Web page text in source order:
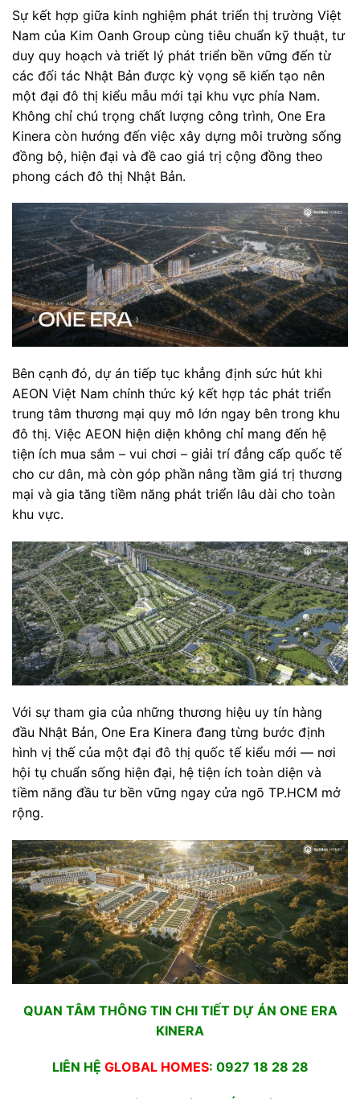
Sự kết hợp giữa kinh nghiệm phát triển thị trường Việt
Nam của Kim Oanh Group cùng tiêu chuẩn kỹ thuật, tư
duy quy hoạch và triết lý phát triển bền vững đến từ
các đối tác Nhật Bản được kỳ vọng sẽ kiến tạo nên
một đại đô thị kiểu mẫu mới tại khu vực phía Nam.
Không chỉ chú trọng chất lượng công trình, One Era
Kinera còn hướng đến việc xây dựng môi trường sống
đồng bộ, hiện đại và đề cao giá trị cộng đồng theo
phong cách đô thị Nhật Bản.
Bên cạnh đó, dự án tiếp tục khẳng định sức hút khi
AEON Việt Nam chính thức ký kết hợp tác phát triển
trung tâm thương mại quy mô lớn ngay bên trong khu
đô thị. Việc AEON hiện diện không chỉ mang đến hệ
tiện ích mua sắm – vui chơi – giải trí đẳng cấp quốc tế
cho cư dân, mà còn góp phần nâng tầm giá trị thương
mại và gia tăng tiềm năng phát triển lâu dài cho toàn
khu vực.
Với sự tham gia của những thương hiệu uy tín hàng
đầu Nhật Bản, One Era Kinera đang từng bước định
hình vị thế của một đại đô thị quốc tế kiểu mới — nơi
hội tụ chuẩn sống hiện đại, hệ tiện ích toàn diện và
tiềm năng đầu tư bền vững ngay cửa ngõ TP.HCM mở
rộng.
QUAN TÂM THÔNG TIN CHI TIẾT DỰ ÁN ONE ERA
KINERA
LIÊN HỆ GLOBAL HOMES: 0927 18 28 28